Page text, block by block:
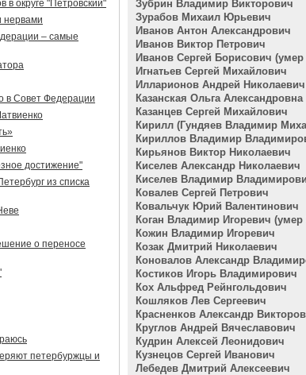
в округе "Петровский"
нервами
– самые
в Совет Федерации
достижение"
из списка
о переносе
петербуржцы и
Зубрин Владимир Викторович
Зурабов Михаил Юрьевич
Иванов Антон Александрович
Иванов Виктор Петрович
Иванов Сергей Борисович (умер
Игнатьев Сергей Михайлович
Илларионов Андрей Николаевич
Казанская Ольга Александровна
Казанцев Сергей Михайлович
Кирилл (Гундяев Владимир
Кириллов Владимир
Кирьянов Виктор Николаевич
Киселев Александр Николаевич
Киселев Владимир
Ковалев Сергей Петрович
Ковальчук Юрий Валентинович
Коган Владимир Игоревич (умер
Кожин Владимир Игоревич
Козак Дмитрий Николаевич
Коновалов Александр
Костиков Игорь Владимирович
Кох Альфред Рейнгольдович
Кошляков Лев Сергеевич
Красненков Александр
Круглов Андрей Вячеславович
Кудрин Алексей Леонидович
Кузнецов Сергей Иванович
Лебедев Дмитрий Алексеевич